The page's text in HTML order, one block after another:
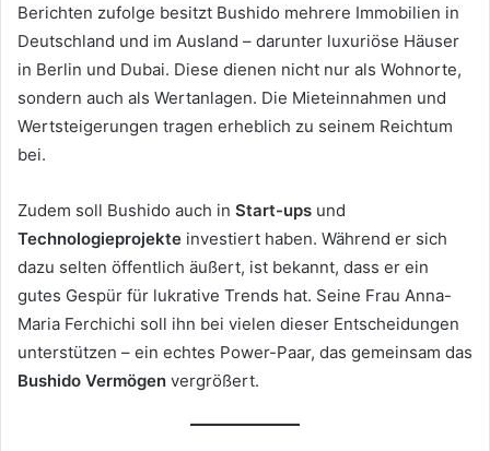
Berichten zufolge besitzt Bushido mehrere Immobilien in
Deutschland und im Ausland – darunter luxuriöse Häuser
in Berlin und Dubai. Diese dienen nicht nur als Wohnorte,
sondern auch als Wertanlagen. Die Mieteinnahmen und
Wertsteigerungen tragen erheblich zu seinem Reichtum
bei.
Zudem soll Bushido auch in Start-ups und
Technologieprojekte investiert haben. Während er sich
dazu selten öffentlich äußert, ist bekannt, dass er ein
gutes Gespür für lukrative Trends hat. Seine Frau Anna-
Maria Ferchichi soll ihn bei vielen dieser Entscheidungen
unterstützen – ein echtes Power-Paar, das gemeinsam das
Bushido Vermögen vergrößert.